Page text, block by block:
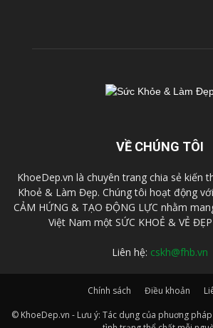
VỀ CHÚNG TÔI
KhoeDep.vn là chuyên trang chia sẻ kiến
Khoẻ & Làm Đẹp. Chúng tôi hoạt động
CẢM HỨNG & TẠO ĐỘNG LỰC nhằm
Việt Nam một SỨC KHOẺ & VẺ
Liên hệ: cskh@fhb.vn
Chính sách Điều khoản
© KhoeDep.vn - Lưu ý: Tác dụng của phuơng